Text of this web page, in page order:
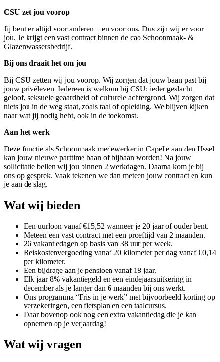
CSU zet jou voorop
Jij bent er altijd voor anderen – en voor ons. Dus zijn wij er voor
jou. Je krijgt een vast contract binnen de cao Schoonmaak- &
Glazenwassersbedrijf.
Bij ons draait het om jou
Bij CSU zetten wij jou voorop. Wij zorgen dat jouw baan past bij
jouw privéleven. Iedereen is welkom bij CSU: ieder geslacht,
geloof, seksuele geaardheid of culturele achtergrond. Wij zorgen dat
niets jou in de weg staat, zoals taal of opleiding. We blijven kijken
naar wat jij nodig hebt, ook in de toekomst.
Aan het werk
Deze functie als Schoonmaak medewerker in Capelle aan den IJssel
kan jouw nieuwe parttime baan of bijbaan worden! Na jouw
sollicitatie bellen wij jou binnen 2 werkdagen. Daarna kom je bij
ons op gesprek. Vaak tekenen we dan meteen jouw contract en kun
je aan de slag.
Wat wij bieden
Een uurloon vanaf €15,52 wanneer je 20 jaar of ouder bent.
Meteen een vast contract met een proeftijd van 2 maanden.
26 vakantiedagen op basis van 38 uur per week.
Reiskostenvergoeding vanaf 20 kilometer per dag vanaf €0,14
per kilometer.
Een bijdrage aan je pensioen vanaf 18 jaar.
Elk jaar 8% vakantiegeld en een eindejaarsuitkering in
december als je langer dan 6 maanden bij ons werkt.
Ons programma “Fris in je werk” met bijvoorbeeld korting op
verzekeringen, een fietsplan en een taalcursus.
Daar bovenop ook nog een extra vakantiedag die je kan
opnemen op je verjaardag!
Wat wij vragen